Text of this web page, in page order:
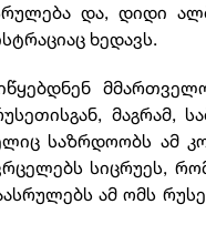
და, დიდი
ხედავს.
მაგრამ,
საზრდოობს ამ
სიცრუეს,
ამ ომს